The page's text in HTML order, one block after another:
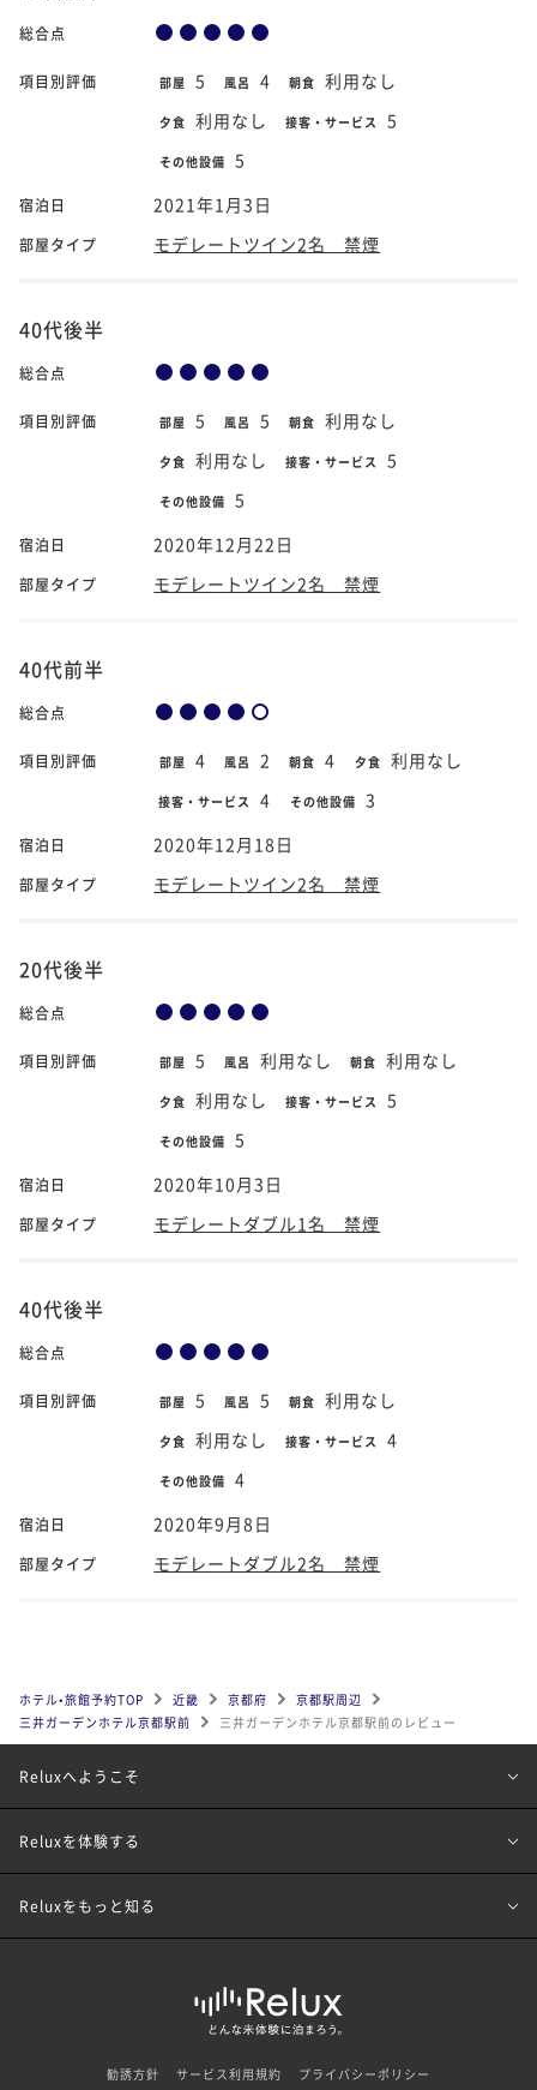
総合点
項目別評価 部屋 5 風呂 4 朝食 利用なし
夕食 利用なし 接客・サービス 5
その他設備 5
宿泊日 2021年1月3日
部屋タイプ モデレートツイン2名 禁煙
40代後半
総合点
項目別評価 部屋 5 風呂 5 朝食 利用なし
夕食 利用なし 接客・サービス 5
その他設備 5
宿泊日 2020年12月22日
部屋タイプ モデレートツイン2名 禁煙
40代前半
総合点
項目別評価 部屋 4 風呂 2 朝食 4 夕食 利用なし
接客・サービス 4 その他設備 3
宿泊日 2020年12月18日
部屋タイプ モデレートツイン2名 禁煙
20代後半
総合点
項目別評価 部屋 5 風呂 利用なし 朝食 利用なし
夕食 利用なし 接客・サービス 5
その他設備 5
宿泊日 2020年10月3日
部屋タイプ モデレートダブル1名 禁煙
40代後半
総合点
項目別評価 部屋 5 風呂 5 朝食 利用なし
夕食 利用なし 接客・サービス 4
その他設備 4
宿泊日 2020年9月8日
部屋タイプ モデレートダブル2名 禁煙
ホテル•旅館予約TOP 近畿 京都府
京都駅周辺
三井ガーデンホテル京都駅前
三井ガーデンホテル京都駅前のレビュー
Reluxへようこそ
Reluxを体験する
Reluxをもっと知る
勧誘方針 サービス利用規約 プライバシーポリシー